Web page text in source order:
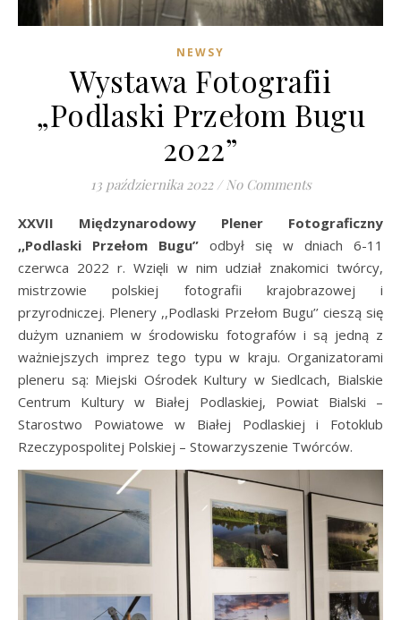
NEWSY
Wystawa Fotografii
„Podlaski Przełom Bugu
2022”
13 października 2022 / No Comments
XXVII Międzynarodowy Plener Fotograficzny
,,Podlaski Przełom Bugu” odbył się w dniach 6-11
czerwca 2022 r. Wzięli w nim udział znakomici twórcy,
mistrzowie polskiej fotografii krajobrazowej i
przyrodniczej. Plenery ,,Podlaski Przełom Bugu’’ cieszą się
dużym uznaniem w środowisku fotografów i są jedną z
ważniejszych imprez tego typu w kraju. Organizatorami
pleneru są: Miejski Ośrodek Kultury w Siedlcach, Bialskie
Centrum Kultury w Białej Podlaskiej, Powiat Bialski –
Starostwo Powiatowe w Białej Podlaskiej i Fotoklub
Rzeczypospolitej Polskiej – Stowarzyszenie Twórców.